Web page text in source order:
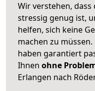
Wir verstehen,
stressig genug ist,
helfen, sich keine
machen zu
haben garantiert
Ihnen ohne
Erlangen nach